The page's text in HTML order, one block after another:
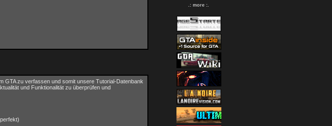
GTA zu verfassen und somit unsere Tutorial-Datenbank
und Funktionalität zu überprüfen und
.: more :.